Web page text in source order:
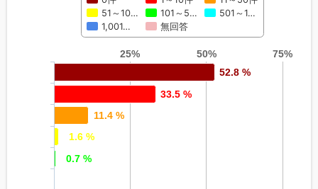
51～10…
101～5…
501～1…
1,001…
無回答
25% 50%
75%
52.8 %
33.5 %
11.4 %
1.6 %
0.7 %